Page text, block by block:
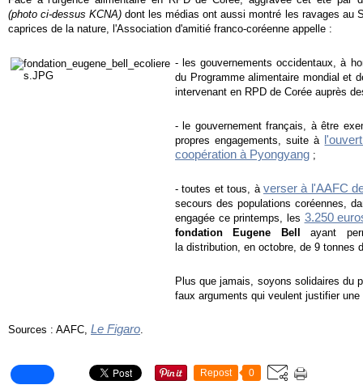
(photo ci-dessus KCNA) dont les médias ont aussi montré les ravages au
caprices de la nature, l'Association d'amitié franco-coréenne appelle :
- les gouvernements occidentaux, à
du Programme alimentaire mondial et
intervenant en RPD de Corée auprès
- le gouvernement français, à être
propres engagements, suite à
coopération à Pyongyang ;
- toutes et tous, à verser à l'AAFC
secours des populations coréennes,
engagée ce printemps, les 3.250
fondation Eugene Bell
ayant
la distribution, en octobre, de 9 tonnes
Plus que jamais, soyons solidaires du
faux arguments qui veulent justifier
Sources : AAFC, Le Figaro.
Repost 0